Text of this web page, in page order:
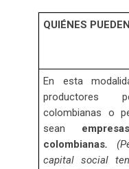
QUIÉNES
En esta
productores
colombianas o
sean
colombianas.
capital social